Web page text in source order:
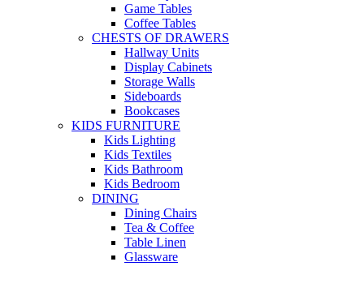
Game Tables
Coffee Tables
CHESTS OF DRAWERS
Hallway Units
Display Cabinets
Storage Walls
Sideboards
Bookcases
KIDS FURNITURE
Kids Lighting
Kids Textiles
Kids Bathroom
Kids Bedroom
DINING
Dining Chairs
Tea & Coffee
Table Linen
Glassware